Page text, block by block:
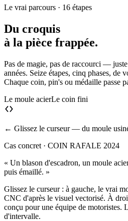
Le vrai parcours · 16 étapes
Du croquis
à la pièce frappée.
Pas de magie, pas de raccourci —
années. Seize étapes, cinq phases, de
Chaque coin, pin's ou médaille passe
Le moule acierLe coin fini
← Glissez le curseur — du moule
Cas concret · COIN RAFALE 2024
« Un blason d'escadron, un moule
puis émaillé. »
Glissez le curseur : à gauche, le vrai
CNC d'après le visuel vectorisé. À
conçu pour une équipe de motoristes.
d'intervalle.